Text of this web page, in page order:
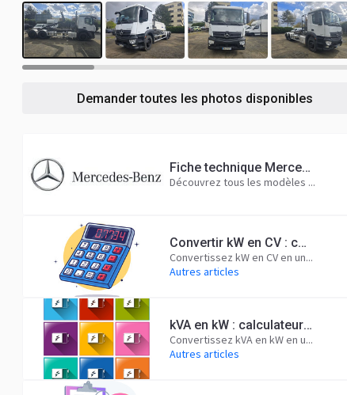
18
Demander toutes les photos disponibles
Fiche technique Mercedes-Benz
Découvrez tous les modèles ...
Convertir kW en CV : calculateur gratuit et tableau de conversion
Convertissez kW en CV en un...
Autres articles
kVA en kW : calculateur gratuit, formule et tableau de conversion
Convertissez kVA en kW en u...
Autres articles